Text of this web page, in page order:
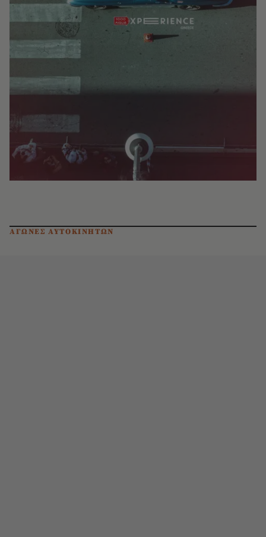
ΑΓΩΝΕΣ ΑΥΤΟΚΙΝΗΤΩΝ